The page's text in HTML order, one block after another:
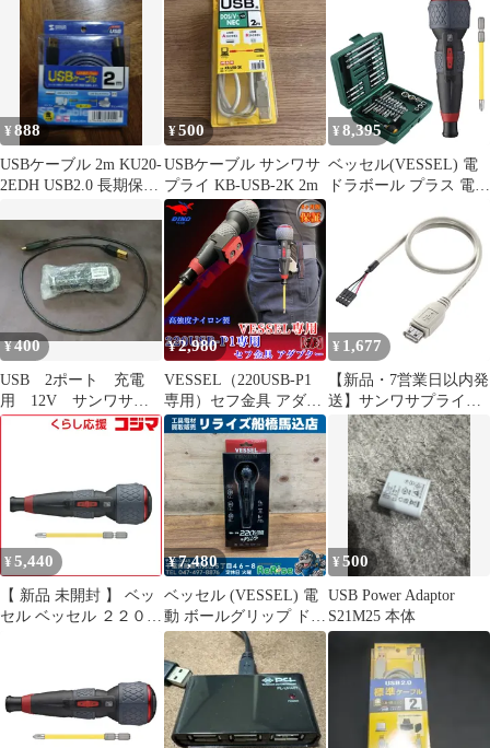
PLUS
【220USB-P1+GS5P-
01+GS5P-03】新品 未使
用品 電動ドライバー
電動 手動 USB充電 日
本製
¥888
USBケーブル 2m KU20-
2EDH USB2.0 長期保管
¥500
USBケーブル サンワサ
プライ KB-USB-2K 2m
¥ 8,395
ベッセル(VESSEL) 電
ドラボール プラス 電動
バー ビット&ソケット
29組セット 220USB-P1
¥400
USB 2ポート 充電
用 12V サンワサプ
ライ
¥2,980
VESSEL（220USB-P1
専用）セフ金具 アダプ
ター【赤】
¥ 1,677
【新品・7営業日以内発
送】サンワサプライ
TK-USB2N USBケーブ
ル TKUSB2N【沖縄離
島販売不可】
¥ 5,440
【 新品 未開封 】 ベッ
セル ベッセル ２２０Ｕ
¥7,480
ベッセル (VESSEL) 電
動 ボールグリップ ドラ
イバー プラス プレミア
ム 3段階切替モード 限
定色 (灰) ビット1本付
220USB-P1GR 【未使
用】 【船橋馬込店】
¥500
USB Power Adaptor
S21M25 本体